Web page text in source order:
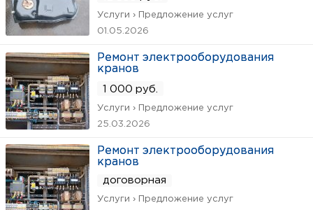
Услуги › Предложение услуг
01.05.2026
Ремонт электрооборудования
кранов
1 000 руб.
Услуги › Предложение услуг
25.03.2026
Ремонт электрооборудования
кранов
договорная
Услуги › Предложение услуг